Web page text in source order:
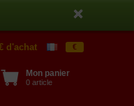
d'achat €
Mon panier
0 article